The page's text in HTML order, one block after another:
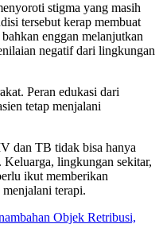
stigma yang masih
tersebut kerap membuat
enggan melanjutkan
negatif dari lingkungan
Peran edukasi dari
tetap menjalani
dan TB tidak bisa hanya
Keluarga, lingkungan sekitar,
ikut memberikan
terapi.
Objek Retribusi,